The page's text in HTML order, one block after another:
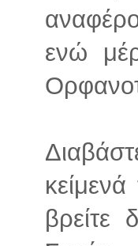
ενώ
βρείτε